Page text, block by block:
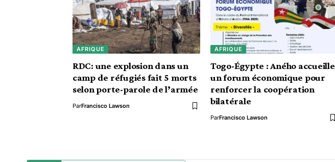
AFRIQUE
RDC: une explosion dans un
camp de réfugiés fait 5 morts
selon porte-parole de l’armée
ParFrancisco Lawson
AFRIQUE
Togo-Égypte : Aného accueille
un forum économique pour
renforcer la coopération
bilatérale
ParFrancisco Lawson